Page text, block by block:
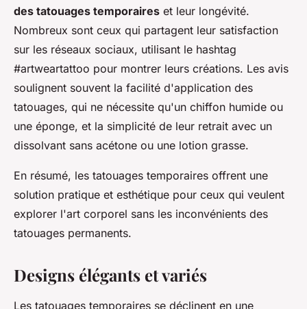
des tatouages temporaires et leur longévité.
Nombreux sont ceux qui partagent leur satisfaction
sur les réseaux sociaux, utilisant le hashtag
#artweartattoo pour montrer leurs créations. Les avis
soulignent souvent la facilité d'application des
tatouages, qui ne nécessite qu'un chiffon humide ou
une éponge, et la simplicité de leur retrait avec un
dissolvant sans acétone ou une lotion grasse.
En résumé, les tatouages temporaires offrent une
solution pratique et esthétique pour ceux qui veulent
explorer l'art corporel sans les inconvénients des
tatouages permanents.
Designs élégants et variés
Les tatouages temporaires se déclinent en une